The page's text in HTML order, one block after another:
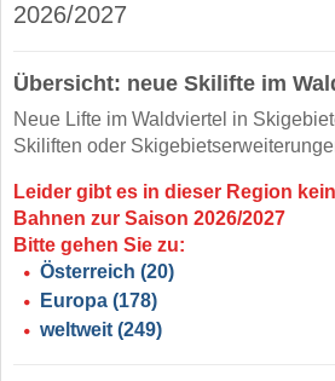
2026/2027
Übersicht: neue Skilifte im
Neue Lifte im Waldviertel in
Skiliften oder
Leider gibt es in dieser Region
Bahnen zur Saison 2026/2027
Bitte gehen Sie zu:
Österreich (20)
Europa (178)
weltweit (249)